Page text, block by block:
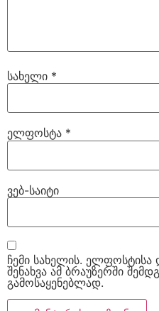
სახელი *
ელფოსტა *
ვებ-საიტი
ჩემი სახელის. ელფოსტისა
შენახვა ამ ბრაუზერში
გამოსაყენებლად.